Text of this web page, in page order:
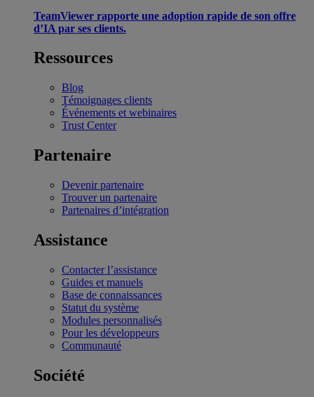
TeamViewer rapporte une adoption rapide de son offre
d’IA par ses clients.
Ressources
Blog
Témoignages clients
Événements et webinaires
Trust Center
Partenaire
Devenir partenaire
Trouver un partenaire
Partenaires d’intégration
Assistance
Contacter l’assistance
Guides et manuels
Base de connaissances
Statut du système
Modules personnalisés
Pour les développeurs
Communauté
Société